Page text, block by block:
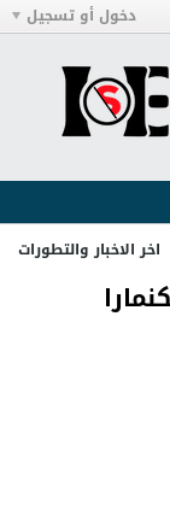
دخول أو تسجيل
اخر الاخبار والتطورات